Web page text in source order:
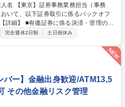
れた国債、株式、組合出資、海外で発行
クト対応 ■証券取引に係る制度対応 （変
完全週休2日制 土日祝休み
バー】金融出身歓迎/ATM13,5
その他金融リスク管理